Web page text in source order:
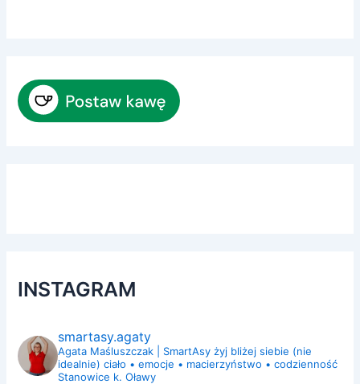
INSTAGRAM
smartasy.agaty
Agata Maśluszczak | SmartAsy żyj bliżej siebie (nie
idealnie) ciało • emocje • macierzyństwo • codzienność
Stanowice k. Oławy